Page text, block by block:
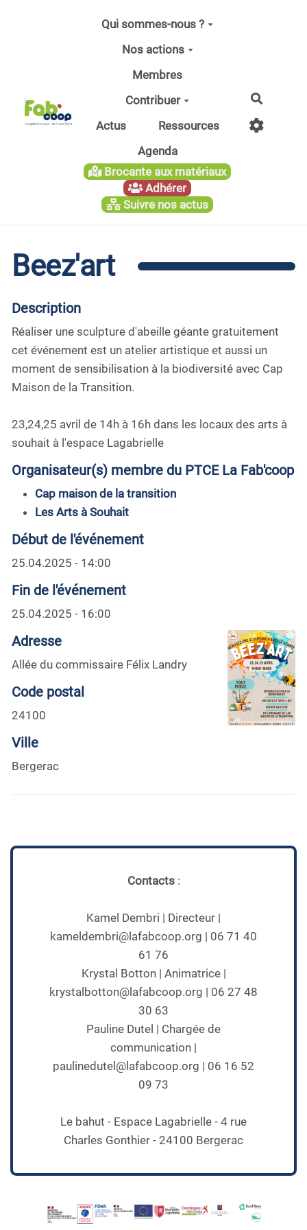
Aller au contenu principal
Qui sommes-nous ?
Nos actions
Membres
Contribuer
Actus
Ressources
Agenda
Brocante aux matériaux
Adhérer
Suivre nos actus
Beez'art
Description
Réaliser une sculpture d'abeille géante gratuitement
cet événement est un atelier artistique et aussi un
moment de sensibilisation à la biodiversité avec Cap
Maison de la Transition.
23,24,25 avril de 14h à 16h dans les locaux des arts à
souhait à l'espace Lagabrielle
Organisateur(s) membre du PTCE La Fab'coop
Cap maison de la transition
Les Arts à Souhait
Début de l'événement
25.04.2025 - 14:00
Fin de l'événement
25.04.2025 - 16:00
Adresse
Allée du commissaire Félix Landry
Code postal
24100
Ville
Bergerac
Contacts:
Kamel Dembri | Directeur |
kameldembri@lafabcoop.org | 06 71 40
61 76
Krystal Botton | Animatrice |
krystalbotton@lafabcoop.org | 06 27 48
30 63
Pauline Dutel | Chargée de
communication |
paulinedutel@lafabcoop.org | 06 16 52
09 73
Le bahut - Espace Lagabrielle - 4 rue
Charles Gonthier - 24100 Bergerac